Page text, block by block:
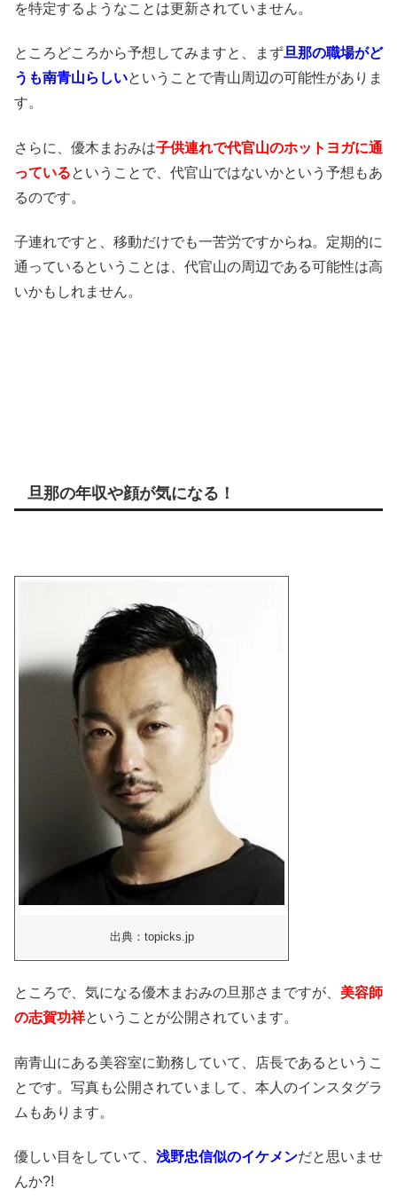
を特定するようなことは更新されていません。
ところどころから予想してみますと、まず旦那の職場がど
うも南青山らしいということで青山周辺の可能性がありま
す。
さらに、優木まおみは子供連れで代官山のホットヨガに通
っているということで、代官山ではないかという予想もあ
るのです。
子連れですと、移動だけでも一苦労ですからね。定期的に
通っているということは、代官山の周辺である可能性は高
いかもしれません。
旦那の年収や顔が気になる！
出典：topicks.jp
ところで、気になる優木まおみの旦那さまですが、 美容師
の志賀功祥ということが公開されています。
南青山にある美容室に勤務していて、店長であるというこ
とです。 写真も公開されていまして、本人のインスタグラ
ムもあります。
優しい目をしていて、 浅野忠信似のイケメンだと思いませ
んか?!